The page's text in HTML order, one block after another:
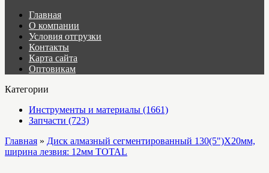
Главная
О компании
Условия отгрузки
Контакты
Карта сайта
Оптовикам
Категории
Инструменты и материалы (1661)
Запчасти (723)
Главная » Диск алмазный сегментированный 130(5")X20мм,
ширина лезвия: 12мм TOTAL